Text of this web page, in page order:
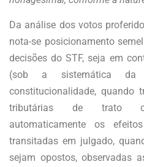
Da análise dos votos
nota-se posicionamento
decisões do STF, seja em
(sob a sistemática da
constitucionalidade, quando
tributárias de trato
automaticamente os
transitadas em julgado,
sejam opostos, observadas